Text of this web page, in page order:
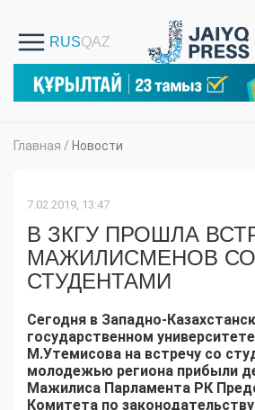
Главная / Новости
7.02.2019, 13:47
В ЗКГУ ПРОШЛА
МАЖИЛИСМЕНОВ СО
СТУДЕНТАМИ
Сегодня в Западно-
государственном
М.Утемисова на встречу со
молодежью региона прибыли
Мажилиса Парламента РК
Комитета по